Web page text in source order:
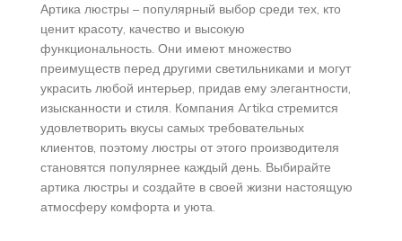
Артика люстры – популярный выбор среди тех, кто
ценит красоту, качество и высокую
функциональность. Они имеют множество
преимуществ перед другими светильниками и могут
украсить любой интерьер, придав ему элегантности,
изысканности и стиля. Компания Artika стремится
удовлетворить вкусы самых требовательных
клиентов, поэтому люстры от этого производителя
становятся популярнее каждый день. Выбирайте
артика люстры и создайте в своей жизни настоящую
атмосферу комфорта и уюта.